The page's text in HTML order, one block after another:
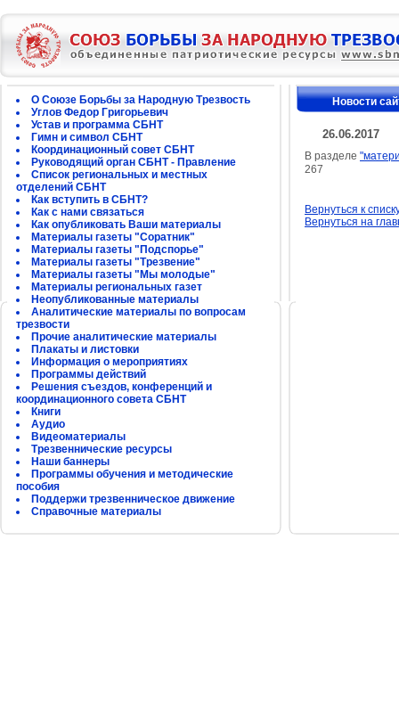
О Союзе Борьбы за Народную Трезвость
Углов Федор Григорьевич
Устав и программа СБНТ
Гимн и символ СБНТ
Координационный совет СБНТ
Руководящий орган СБНТ - Правление
Список региональных и местных
отделений СБНТ
Как вступить в СБНТ?
Как с нами связаться
Как опубликовать Ваши материалы
Материалы газеты "Соратник"
Материалы газеты "Подспорье"
Материалы газеты "Трезвение"
Материалы газеты "Мы молодые"
Материалы региональных газет
Неопубликованные материалы
Аналитические материалы по вопросам
трезвости
Прочие аналитические материалы
Плакаты и листовки
Информация о мероприятиях
Программы действий
Решения съездов, конференций и
координационного совета СБНТ
Книги
Аудио
Видеоматериалы
Трезвеннические ресурсы
Наши баннеры
Программы обучения и методические
пособия
Поддержи трезвенническое движение
Справочные материалы
Новости
26.06.2017
В разделе
267
Вернуться к
Вернуться на